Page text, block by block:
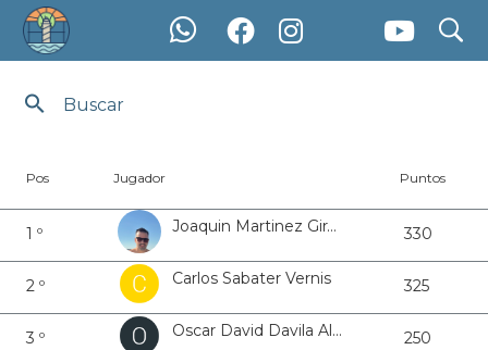
search
Pos Jugador Puntos
1 º Joaquin Martinez Giraldez 330
2 º Carlos Sabater Vernis 325
3 º Oscar David Davila Alonso 250